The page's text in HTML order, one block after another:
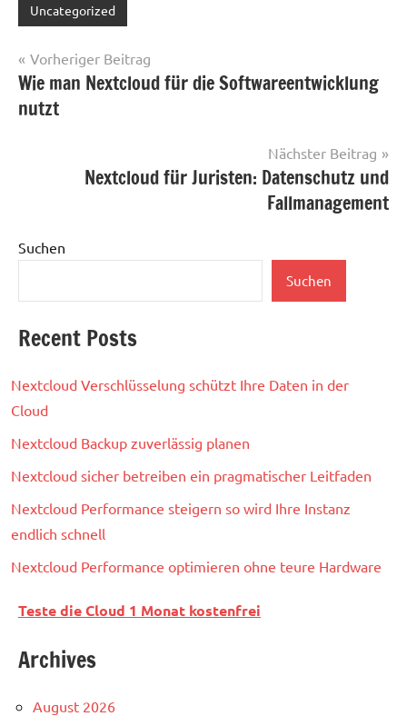
Uncategorized
Beitragsnavigation
Vorheriger Beitrag
Wie man Nextcloud für die Softwareentwicklung
nutzt
Nächster Beitrag
Nextcloud für Juristen: Datenschutz und
Fallmanagement
Suchen
Suchen
Recent Posts
Nextcloud Verschlüsselung schützt Ihre Daten in der
Cloud
Nextcloud Backup zuverlässig planen
Nextcloud sicher betreiben ein pragmatischer Leitfaden
Nextcloud Performance steigern so wird Ihre Instanz
endlich schnell
Nextcloud Performance optimieren ohne teure Hardware
Teste die Cloud 1 Monat kostenfrei
Archives
August 2026